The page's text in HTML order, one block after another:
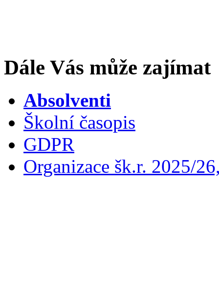
Dále Vás může zajímat
Absolventi
Školní časopis
GDPR
Organizace šk.r. 2025/